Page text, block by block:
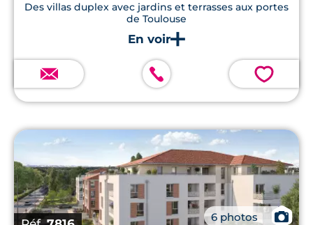
Des villas duplex avec jardins et terrasses aux portes
de Toulouse
💗
6 photos
📷